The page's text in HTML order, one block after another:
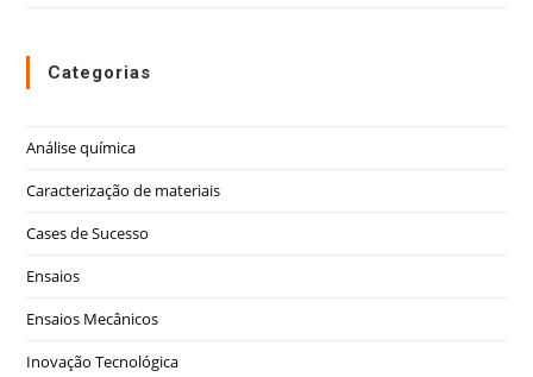
Categorias
Análise química
Caracterização de materiais
Cases de Sucesso
Ensaios
Ensaios Mecânicos
Inovação Tecnológica